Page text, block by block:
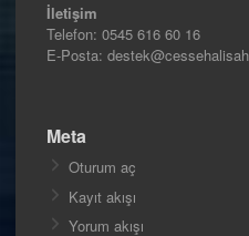
İletişim
Telefon: 0545 616 60 16
E-Posta:
Meta
Oturum aç
Kayıt akışı
Yorum akışı